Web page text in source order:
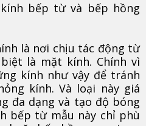
bếp từ và bếp hồng
là nơi chịu tác động từ
là mặt kính. Chính vì
kính như vậy để tránh
kính. Và loại này giá
đa dạng và tạo độ bóng
bếp từ mẫu này chỉ phù